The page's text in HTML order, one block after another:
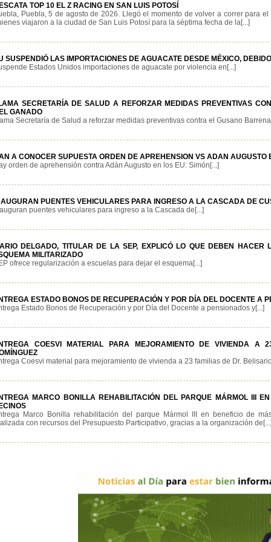
TOP 10 EL Z RACING EN SAN LUIS POTOSÍ
Puebla, 5 de agosto de 2026. Llegó el momento de volver a correr para
viajaron a la ciudad de San Luis Potosí para la séptima fecha de la[...]
SUSPENDIÓ LAS IMPORTACIONES DE AGUACATE DESDE MÉXICO,
Estados Unidos importaciones de aguacate por violencia en[...]
SECRETARÍA DE SALUD A REFORZAR MEDIDAS PREVENTIVAS
GANADO
Secretaría de Salud a reforzar medidas preventivas contra el Gusano
A CONOCER SUPUESTA ORDEN DE APREHENSION VS ADAN AUGUSTO
orden de aprehensión contra Adán Augusto en los EU: Simón[...]
PUENTES VEHICULARES PARA INGRESO A LA CASCADA DE
puentes vehiculares para ingreso a la Cascada de[...]
DELGADO, TITULAR DE LA SEP, EXPLICÓ LO QUE DEBEN
MILITARIZADO
ofrece regularización a escuelas para dejar el esquema[...]
ESTADO BONOS DE RECUPERACIÓN Y POR DÍA DEL DOCENTE A
Estado Bonos de Recuperación y por Día del Docente a pensionados y[...]
COESVI MATERIAL PARA MEJORAMIENTO DE VIVIENDA A
Coesvi material para mejoramiento de vivienda a 23 familias de Dr.
MARCO BONILLA REHABILITACIÓN DEL PARQUE MÁRMOL III
Marco Bonilla rehabilitación del parque Mármol III en beneficio de
con recursos del Presupuesto Participativo, gracias a la organización